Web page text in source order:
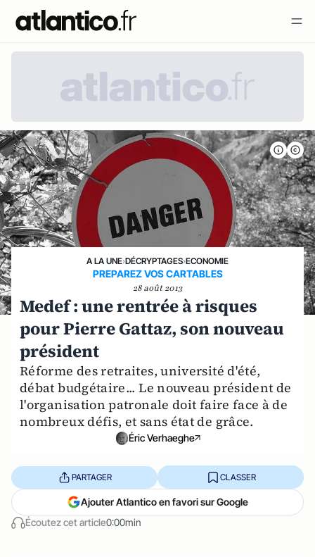
A LA UNE›DÉCRYPTAGES›ECONOMIE
PREPAREZ VOS CARTABLES
28 août 2013
Medef : une rentrée à risques
pour Pierre Gattaz, son nouveau
président
Réforme des retraites, université d'été,
débat budgétaire... Le nouveau président de
l'organisation patronale doit faire face à de
nombreux défis, et sans état de grâce.
Éric Verhaeghe
Écoutez cet article0:00min
PARTAGER CLASSER
Ajouter Atlantico en favori sur Google